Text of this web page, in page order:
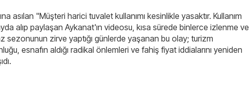
asılan "Müşteri harici tuvalet kullanımı kesinlikle yasaktır. Kullanım
alıp paylaşan Aykanat'ın videosu, kısa sürede binlerce izlenme ve
sezonunun zirve yaptığı günlerde yaşanan bu olay; turizm
esnafın aldığı radikal önlemleri ve fahiş fiyat iddialarını yeniden